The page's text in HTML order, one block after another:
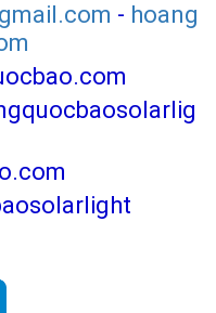
- hoang